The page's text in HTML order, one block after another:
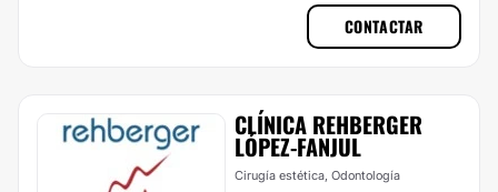
CONTACTAR
CLÍNICA REHBERGER
LÓPEZ-FANJUL
Cirugía estética, Odontología